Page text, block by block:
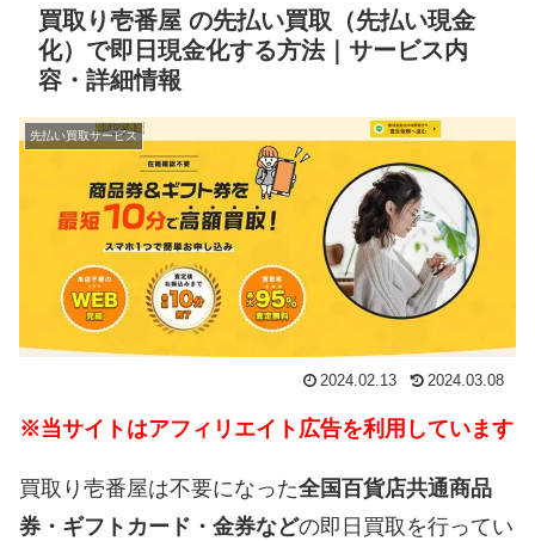
買取り壱番屋 の先払い買取（先払い現金
化）で即日現金化する方法｜サービス内
容・詳細情報
先払い買取サービス
2024.02.13 2024.03.08
※当サイトはアフィリエイト広告を利用しています
買取り壱番屋は不要になった全国百貨店共通商品
券・ギフトカード・金券などの即日買取を行ってい